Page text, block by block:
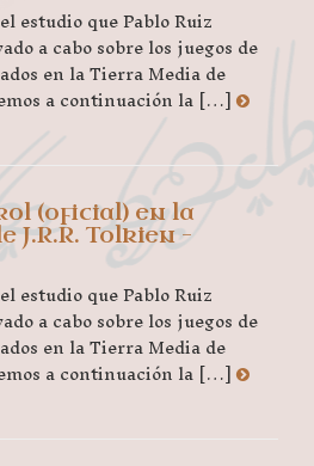
estudio que Pablo Ruiz
a cabo sobre los juegos de
en la Tierra Media de
a continuación la […]
(oficial) en la
Tolkien –
estudio que Pablo Ruiz
a cabo sobre los juegos de
en la Tierra Media de
a continuación la […]